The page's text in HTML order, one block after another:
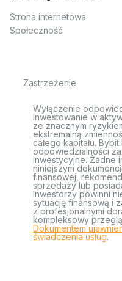
Strona internetowa
Społeczność
Zastrzeżenie
Wyłączenie
Inwestowanie w
ze znacznym
ekstremalną
całego kapitału.
odpowiedzialności
inwestycyjne. Żadne
niniejszym
finansowej,
sprzedaży lub
Inwestorzy powinni
sytuację finansową i
z profesjonalnymi
kompleksowy
Dokumentem
świadczenia usług.